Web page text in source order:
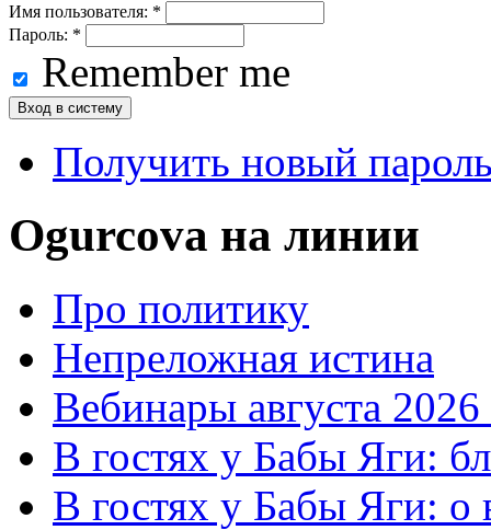
Имя пользователя: *
Пароль: *
Remember me
Получить новый
Ogurcova на линии
Про политику
Непреложная истина
Вебинары августа 2026
В гостях у Бабы Яги:
В гостях у Бабы Яги: